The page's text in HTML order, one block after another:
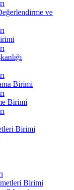
ve
Birimi
Birimi
Birimi
Birimi